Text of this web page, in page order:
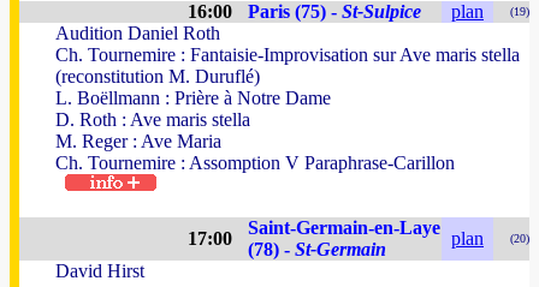
16:00 Paris (75) - St-Sulpice plan (19)
Audition Daniel Roth
Ch. Tournemire : Fantaisie-Improvisation sur Ave maris stella
(reconstitution M. Duruflé)
L. Boëllmann : Prière à Notre Dame
D. Roth : Ave maris stella
M. Reger : Ave Maria
Ch. Tournemire : Assomption V Paraphrase-Carillon
17:00
Saint-Germain-en-Laye
(78) - St-Germain
plan (20)
David Hirst